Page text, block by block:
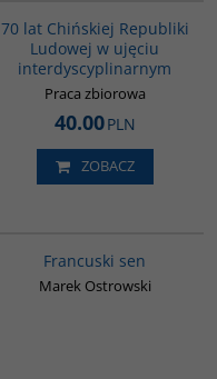
70 lat Chińskiej Republiki
Ludowej w ujęciu
interdyscyplinarnym
Praca zbiorowa
40.00PLN
ZOBACZ
Francuski sen
Marek Ostrowski